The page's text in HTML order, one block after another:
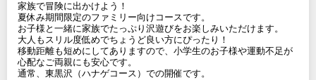
家族で冒険に出かけよう！
夏休み期間限定のファミリー向けコースです。
お子様と一緒に家族でたっぷり沢遊びをお楽しみいただけます。
大人もスリル度低めでちょうど良い方にぴったり！
移動距離も短めにしてありますので、小学生のお子様や運動不足が
心配なご両親にも安心です。
通常、東黒沢（ハナゲコース）での開催です。